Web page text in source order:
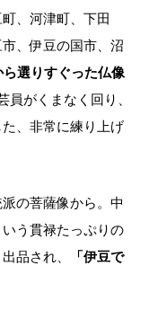
、河津町、下田
、伊豆の国市、沼
選りすぐった仏像
員がくまなく回り、
、非常に練り上げ
の菩薩像から。中
う貫禄たっぷりの
品され、
「伊豆で